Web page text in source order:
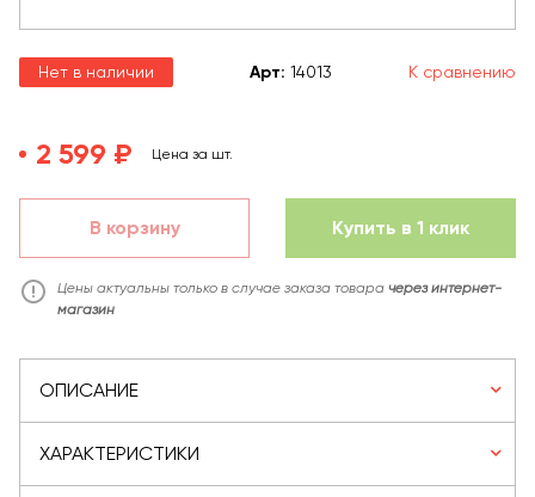
Нет в наличии Арт: 14013 К сравнению
2 599 ₽ Цена за шт.
В корзину Купить в 1 клик
Цены актуальны только в случае заказа товара через интернет-
магазин
ОПИСАНИЕ
ХАРАКТЕРИСТИКИ